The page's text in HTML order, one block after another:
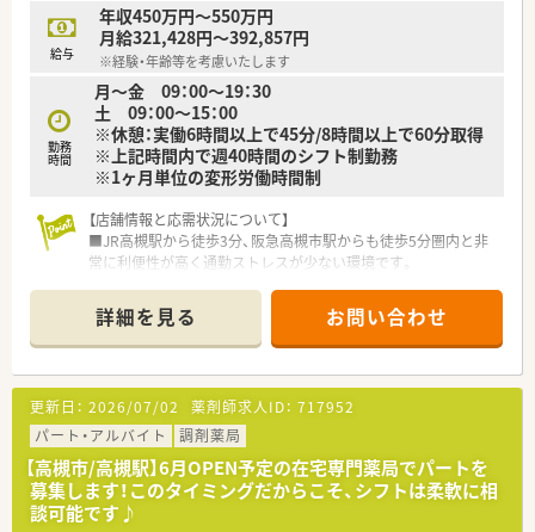
■在宅業務に積極的に取り組まれている薬局です！
◇こんな方にオススメ◇
■電車通勤で毎日便利のご通勤したい方！
■定着率の高い薬局で、長期的なご就業を叶えたい方！
■在宅業務のご経験を積みたい方！
給与
年収450万円～550万円
月給321,428円～392,857円
※経験・年齢等を考慮いたします
勤務
時間
月～金 09：00～19：30
土 09：00～15：00
※休憩：実働6時間以上で45分/8時間以上で60分取得
※上記時間内で週40時間のシフト制勤務
※1ヶ月単位の変形労働時間制
【店舗情報と応需状況について】
■JR高槻駅から徒歩3分、阪急高槻市駅からも徒歩5分圏内と非
常に利便性が高く通勤ストレスが少ない環境です。
を応需しており、深く専門性を磨くことが可能です。
■薬剤師は常勤5名とパート4名の手厚い体制で、1200品目以上
の医薬品を扱いながら安全な調剤を行っています。
【募集背景と求める人物像について】
■欠員補充に伴う急募案件のため、地域医療に貢献したい意欲の
ある方を年齢や経験を問わず幅広く募集しています。
■在宅医療にも注力しているため、施設や居宅への訪問業務に前
向きに取り組んでいただける方を求めています。
■周囲とのコミュニケーションを大切にし、アットホームな職場
で長く腰を据えて働きたい方に最適な環境です。
詳細を見る お問い合わせ
更新日： 2026/07/02 薬剤師求人ID： 717952
パート・アルバイト
調剤薬局
【高槻市/高槻駅】6月OPEN予定の在宅専門薬局でパートを
募集します！このタイミングだからこそ、シフトは柔軟に相
談可能です♪